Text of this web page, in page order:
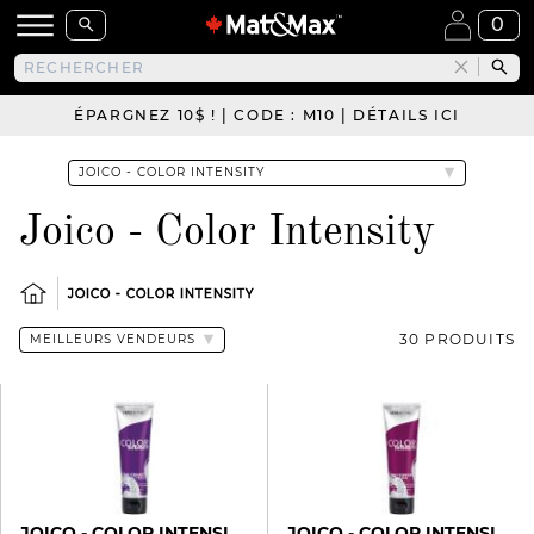
0
ÉPARGNEZ 10$ ! | CODE : M10 | DÉTAILS ICI
Joico - Color Intensity
JOICO - COLOR INTENSITY
30 PRODUITS